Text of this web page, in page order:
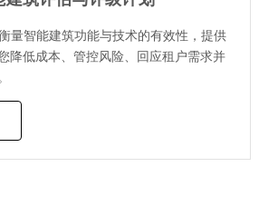
量智能建筑功能与技术的有效性，提供
降低成本、管控风险、回应租户需求并